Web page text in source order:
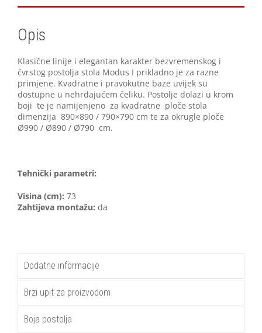
Opis
Klasične linije i elegantan karakter bezvremenskog i
čvrstog postolja stola Modus I prikladno je za razne
primjene. Kvadratne i pravokutne baze uvijek su
dostupne u nehrđajućem čeliku. Postolje dolazi u krom
boji te je namijenjeno za kvadratne ploče stola
dimenzija 890×890 / 790×790 cm te za okrugle ploče
Ø990 / Ø890 / Ø790 cm.
Tehnički parametri:
Visina (cm): 73
Zahtijeva montažu: da
Dodatne informacije
Brzi upit za proizvodom
Boja postolja